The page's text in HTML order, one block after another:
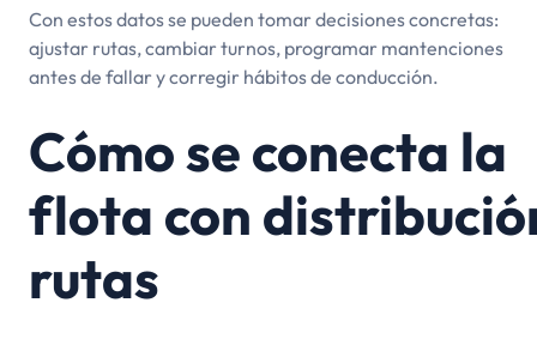
Con estos datos se pueden tomar decisiones concretas:
ajustar rutas, cambiar turnos, programar mantenciones
antes de fallar y corregir hábitos de conducción.
Cómo se conecta la
flota con
rutas